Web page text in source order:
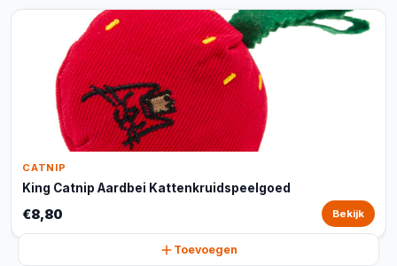
CATNIP
King Catnip Aardbei Kattenkruidspeelgoed
€8,80 Bekijk
Toevoegen